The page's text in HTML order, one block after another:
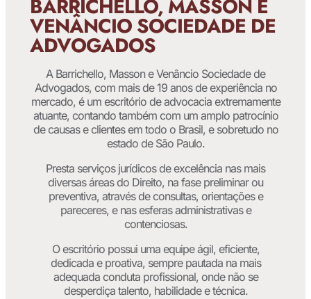
BARRICHELLO, MASSON E
VENÂNCIO SOCIEDADE DE
ADVOGADOS
A Barrichello, Masson e Venâncio Sociedade de
Advogados, com mais de 19 anos de experiência no
mercado, é um escritório de advocacia extremamente
atuante, contando também com um amplo patrocínio
de causas e clientes em todo o Brasil, e sobretudo no
estado de São Paulo.
Presta serviços jurídicos de excelência nas mais
diversas áreas do Direito, na fase preliminar ou
preventiva, através de consultas, orientações e
pareceres, e nas esferas administrativas e
contenciosas.
O escritório possui uma equipe ágil, eficiente,
dedicada e proativa, sempre pautada na mais
adequada conduta profissional, onde não se
desperdiça talento, habilidade e técnica.